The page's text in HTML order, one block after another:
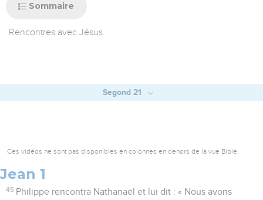
Sommaire
Rencontres avec Jésus
Segond 21
Ces vidéos ne sont pas disponibles en colonnes en dehors de la vue Bible.
Jean 1
45 Philippe rencontra Nathanaël et lui dit : « Nous avons